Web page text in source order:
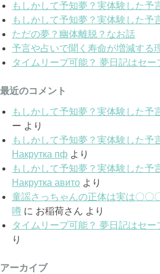
もしかして予知夢？実体験した予
もしかして予知夢？実体験した予
ただの夢？幽体離脱？なお話
予言や占いで聞く寿命が増減する
タイムリープ可能？ 夢日記はセー
最近のコメント
もしかして予知夢？実体験した予
ー より
もしかして予知夢？実体験した予
Накрутка пф より
もしかして予知夢？実体験した予
Накрутка авито より
童謡さっちゃんの正体は実は〇〇
噂 に お稲荷さん より
タイムリープ可能？ 夢日記はセー
り
アーカイブ